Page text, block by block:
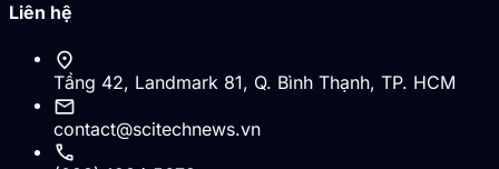
Liên hệ
location_on
Tầng 42, Landmark 81, Q. Bình Thạnh, TP. HCM
mail
contact@scitechnews.vn
call